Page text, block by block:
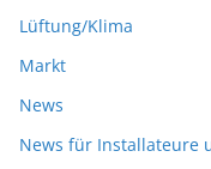
Lüftung/Klima
Markt
News
News für Installateure